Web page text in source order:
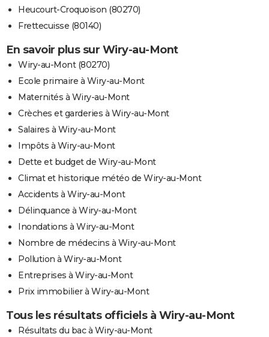
Heucourt-Croquoison (80270)
Frettecuisse (80140)
En savoir plus sur Wiry-au-Mont
Wiry-au-Mont (80270)
Ecole primaire à Wiry-au-Mont
Maternités à Wiry-au-Mont
Crèches et garderies à Wiry-au-Mont
Salaires à Wiry-au-Mont
Impôts à Wiry-au-Mont
Dette et budget de Wiry-au-Mont
Climat et historique météo de Wiry-au-Mont
Accidents à Wiry-au-Mont
Délinquance à Wiry-au-Mont
Inondations à Wiry-au-Mont
Nombre de médecins à Wiry-au-Mont
Pollution à Wiry-au-Mont
Entreprises à Wiry-au-Mont
Prix immobilier à Wiry-au-Mont
Tous les résultats officiels à Wiry-au-Mont
Résultats du bac à Wiry-au-Mont